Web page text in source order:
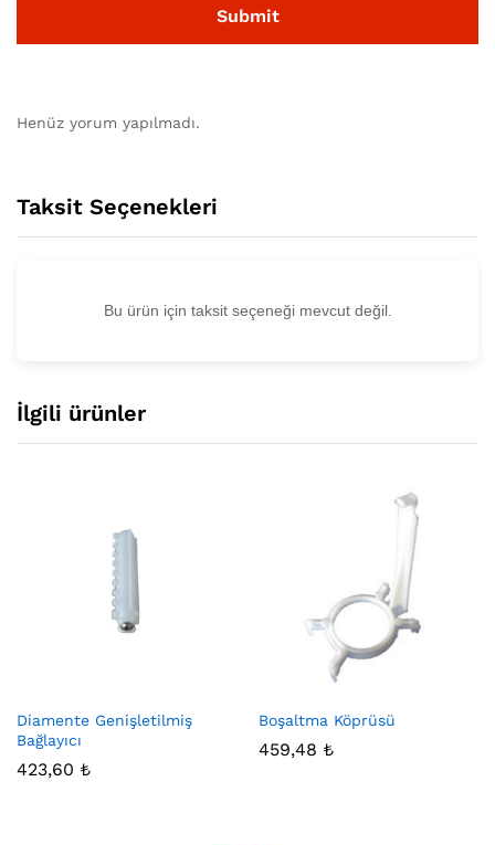
Henüz yorum yapılmadı.
Taksit Seçenekleri
Bu ürün için taksit seçeneği mevcut değil.
İlgili ürünler
Diamente Genişletilmiş
Bağlayıcı
423,60 ₺
Boşaltma Köprüsü
459,48 ₺